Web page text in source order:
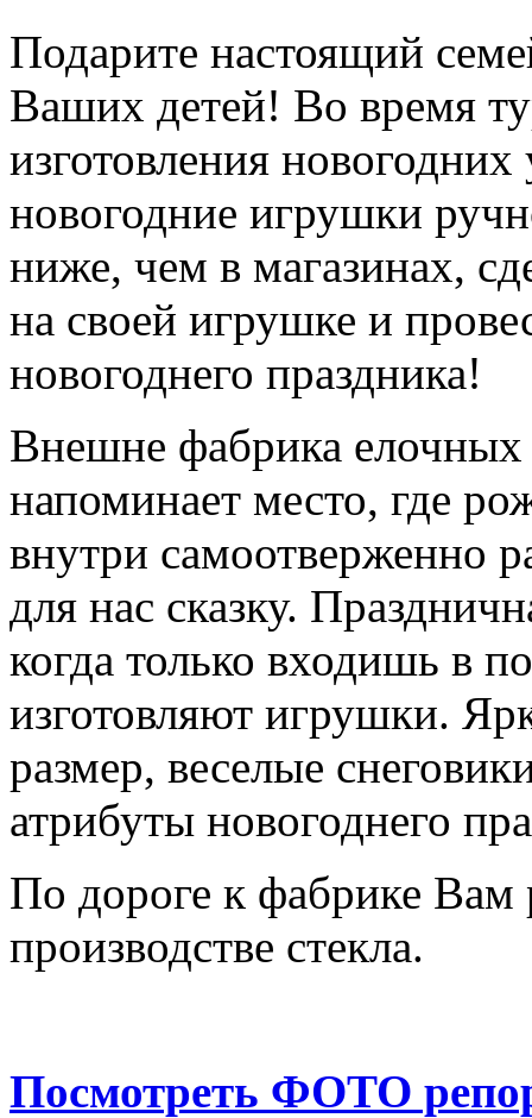
Подарите настоящий
Ваших детей! Во время
изготовления
новогодние игрушки
ниже, чем в магазинах,
на своей игрушке и
новогоднего праздника!
Внешне фабрика
напоминает место, где
внутри самоотверженно
для нас сказку.
когда только входишь в
изготовляют игрушки.
размер, веселые
атрибуты новогоднего
По дороге к фабрике
производстве стекла.
Посмотреть ФОТО